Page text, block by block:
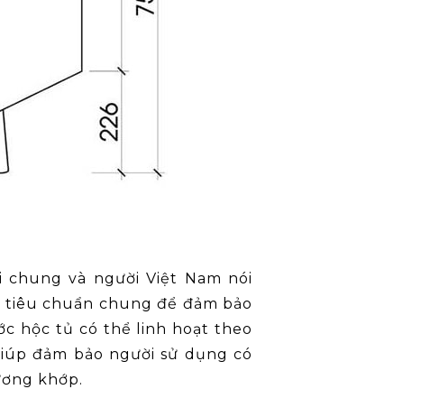
và người Việt Nam nói
chuẩn chung để đảm bảo
hộc tủ có thể linh hoạt theo
đảm bảo người sử dụng có
khớp.